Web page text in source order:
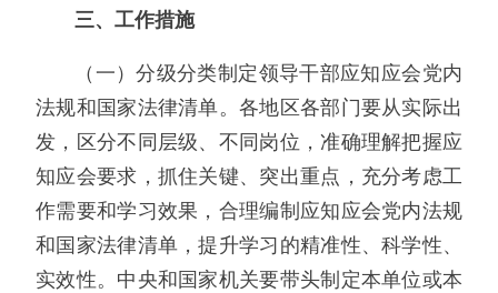
三、工作措施
（一）分级分类制定领导干部应知应会党内
法规和国家法律清单。各地区各部门要从实际出
发，区分不同层级、不同岗位，准确理解把握应
知应会要求，抓住关键、突出重点，充分考虑工
作需要和学习效果，合理编制应知应会党内法规
和国家法律清单，提升学习的精准性、科学性、
实效性。中央和国家机关要带头制定本单位或本